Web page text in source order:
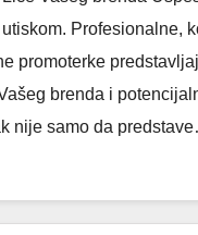
Profesionalne,
promoterke
brenda i
nije samo da